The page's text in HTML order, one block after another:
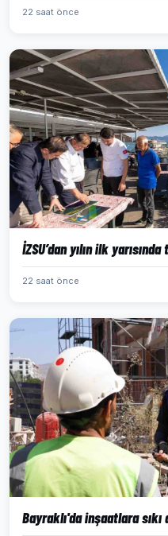
22 saat önce
İZSU’dan yılın ilk
22 saat önce
Bayraklı'da inşaatlara sıkı